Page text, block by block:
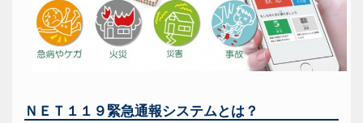
ＮＥＴ１１９緊急通報システムとは？